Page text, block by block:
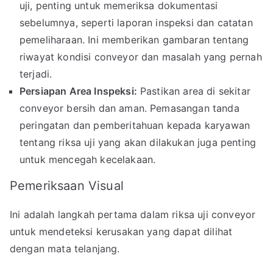
uji, penting untuk memeriksa dokumentasi
sebelumnya, seperti laporan inspeksi dan catatan
pemeliharaan. Ini memberikan gambaran tentang
riwayat kondisi conveyor dan masalah yang pernah
terjadi.
Persiapan Area Inspeksi: Pastikan area di sekitar
conveyor bersih dan aman. Pemasangan tanda
peringatan dan pemberitahuan kepada karyawan
tentang riksa uji yang akan dilakukan juga penting
untuk mencegah kecelakaan.
Pemeriksaan Visual
Ini adalah langkah pertama dalam riksa uji conveyor
untuk mendeteksi kerusakan yang dapat dilihat
dengan mata telanjang.